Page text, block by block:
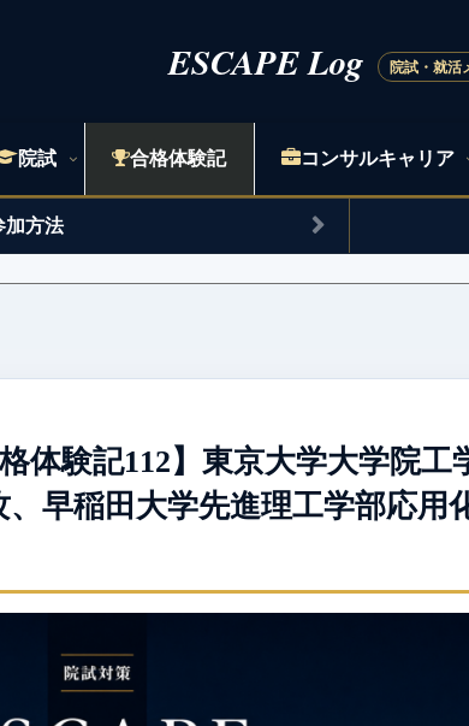
院試 合格体験記 コンサルキャリア
加方法
体験記112】東京大学大学院工
早稲田大学先進理工学部応用